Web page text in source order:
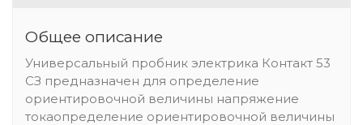
Общее описание
Универсальный пробник электрика Контакт 53
СЗ предназначен для определение
ориентировочной величины напряжение
токаопределение ориентировочной величины